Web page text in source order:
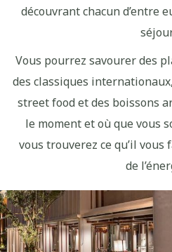
découvrant chacun d’entre
Vous pourrez savourer des
des classiques
street food et des boissons
le moment et où que vous
vous trouverez ce qu’il
de